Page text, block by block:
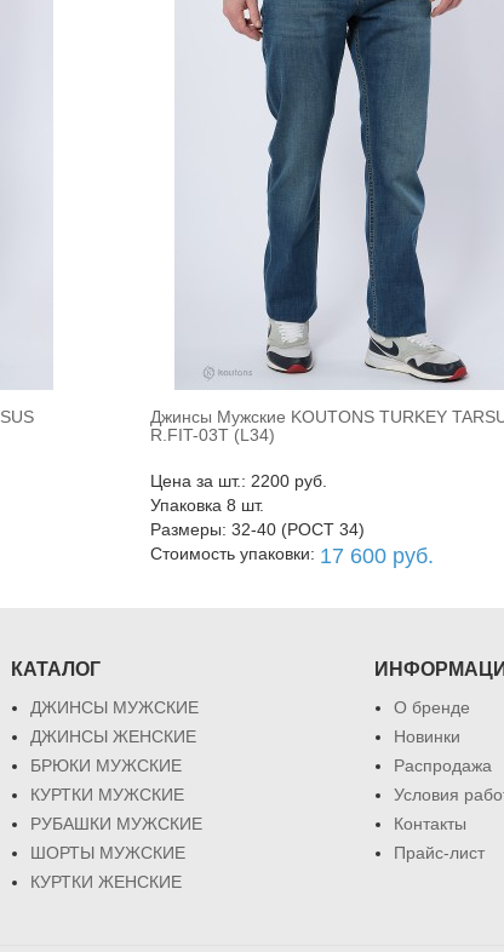
В корзину
Джинсы Мужские KOUTONS TURKEY
R.FIT-03T (L34)
Цена за шт.: 2200 руб.
Упаковка 8 шт.
Размеры: 32-40 (РОСТ 34)
Стоимость упаковки: 17 600 руб.
КАТАЛОГ
ДЖИНСЫ МУЖСКИЕ
ДЖИНСЫ ЖЕНСКИЕ
БРЮКИ МУЖСКИЕ
КУРТКИ МУЖСКИЕ
РУБАШКИ МУЖСКИЕ
ШОРТЫ МУЖСКИЕ
КУРТКИ ЖЕНСКИЕ
О бренде
Новинки
Распродажа
Условия
Контакты
Прайс-лист